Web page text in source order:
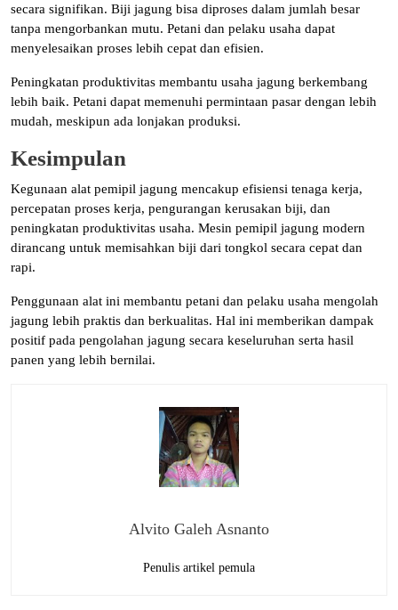
secara signifikan. Biji jagung bisa diproses dalam jumlah besar
tanpa mengorbankan mutu. Petani dan pelaku usaha dapat
menyelesaikan proses lebih cepat dan efisien.
Peningkatan produktivitas membantu usaha jagung berkembang
lebih baik. Petani dapat memenuhi permintaan pasar dengan lebih
mudah, meskipun ada lonjakan produksi.
Kesimpulan
Kegunaan alat pemipil jagung mencakup efisiensi tenaga kerja,
percepatan proses kerja, pengurangan kerusakan biji, dan
peningkatan produktivitas usaha. Mesin pemipil jagung modern
dirancang untuk memisahkan biji dari tongkol secara cepat dan
rapi.
Penggunaan alat ini membantu petani dan pelaku usaha mengolah
jagung lebih praktis dan berkualitas. Hal ini memberikan dampak
positif pada pengolahan jagung secara keseluruhan serta hasil
panen yang lebih bernilai.
Alvito Galeh Asnanto
Penulis artikel pemula